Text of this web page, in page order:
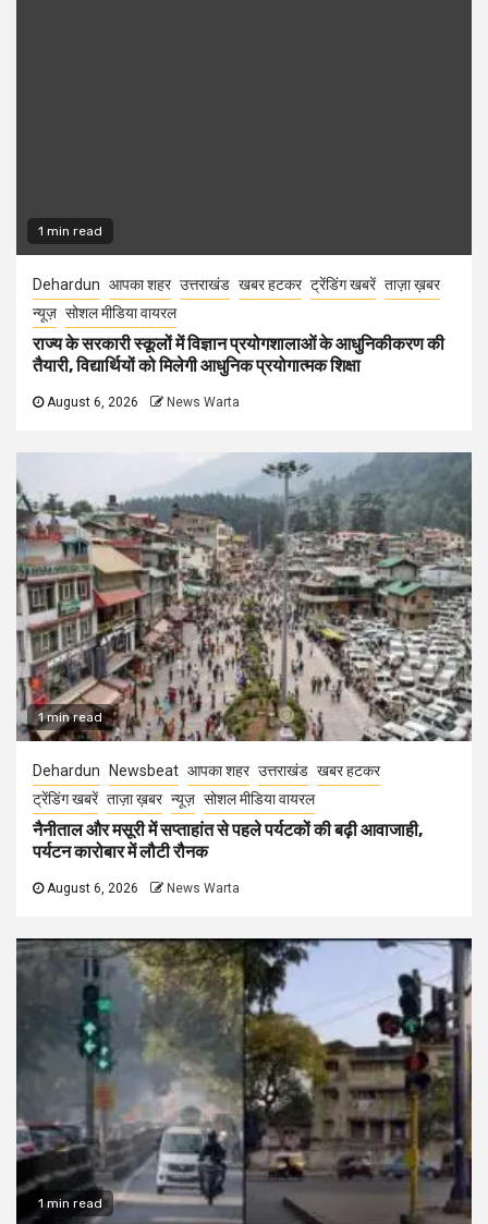
1 min read
Dehardun आपका शहर उत्तराखंड खबर हटकर ट्रेंडिंग खबरें ताज़ा ख़बर
न्यूज़ सोशल मीडिया वायरल
राज्य के सरकारी स्कूलों में विज्ञान प्रयोगशालाओं के आधुनिकीकरण की
तैयारी, विद्यार्थियों को मिलेगी आधुनिक प्रयोगात्मक शिक्षा
August 6, 2026 News Warta
1 min read
Dehardun Newsbeat आपका शहर उत्तराखंड खबर हटकर
ट्रेंडिंग खबरें ताज़ा ख़बर न्यूज़ सोशल मीडिया वायरल
नैनीताल और मसूरी में सप्ताहांत से पहले पर्यटकों की बढ़ी आवाजाही,
पर्यटन कारोबार में लौटी रौनक
August 6, 2026 News Warta
1 min read